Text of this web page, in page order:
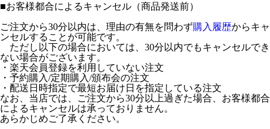
■お客様都合によるキャンセル（商品発送前）
ご注文から30分以内は、理由の有無を問わず購入履歴からキャ
ンセルすることが可能です。
ただし以下の場合においては、30分以内でもキャンセルでき
ない場合がございます。
・楽天会員登録を利用していない注文
・予約購入/定期購入/頒布会の注文
・配送日時指定で最短お届け日を指定している注文
なお、当店では、ご注文から30分以上過ぎた場合、お客様都合
によるキャンセルは承っておりません。
あらかじめご了承ください。